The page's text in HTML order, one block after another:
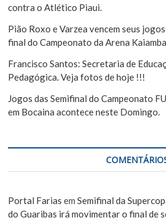
contra o Atlético Piaui.
Pião Roxo e Varzea vencem seus
final do Campeonato da Arena
Francisco Santos: Secretaria de
Pedagógica. Veja fotos de hoje !!!
Jogos das Semifinal do Campeonato
em Bocaina acontece neste Domingo.
Portal Farias emSemifinal da
do Guaribas irá movimentar o final de